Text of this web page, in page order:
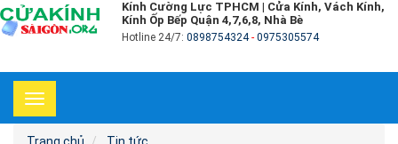
Kính Cường Lực TPHCM | Cửa Kính, Vách Kính,
Kính Ốp Bếp Quận 4,7,6,8, Nhà Bè
Hotline 24/7: 0898754324- 0975305574
Toggle
navigation